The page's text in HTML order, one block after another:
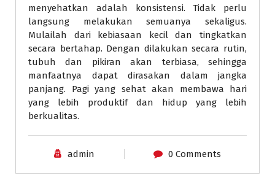
menyehatkan adalah konsistensi. Tidak perlu
langsung melakukan semuanya sekaligus.
Mulailah dari kebiasaan kecil dan tingkatkan
secara bertahap. Dengan dilakukan secara rutin,
tubuh dan pikiran akan terbiasa, sehingga
manfaatnya dapat dirasakan dalam jangka
panjang. Pagi yang sehat akan membawa hari
yang lebih produktif dan hidup yang lebih
berkualitas.
admin 0 Comments